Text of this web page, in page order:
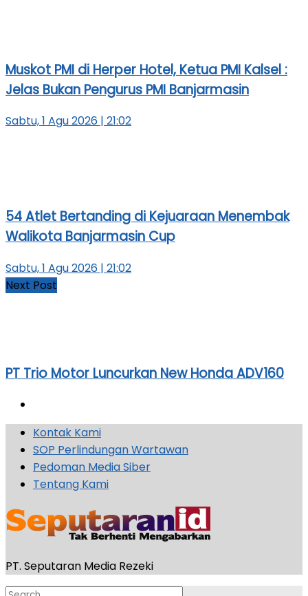
Muskot PMI di Herper Hotel, Ketua PMI Kalsel :
Jelas Bukan Pengurus PMI Banjarmasin
Sabtu, 1 Agu 2026 | 21:02
54 Atlet Bertanding di Kejuaraan Menembak
Walikota Banjarmasin Cup
Sabtu, 1 Agu 2026 | 21:02
Next Post
PT Trio Motor Luncurkan New Honda ADV160
Kontak Kami
SOP Perlindungan Wartawan
Pedoman Media Siber
Tentang Kami
PT. Seputaran Media Rezeki